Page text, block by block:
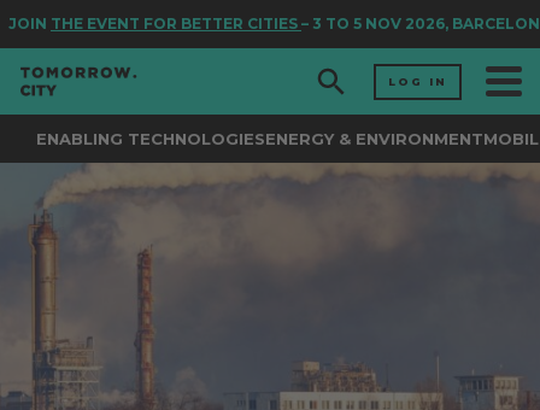
THE EVENT FOR BETTER CITIES– 3 TO 5 NOV 2026, BARCELONA
LOG IN
ENABLING TECHNOLOGIESENERGY & ENVIRONMENT